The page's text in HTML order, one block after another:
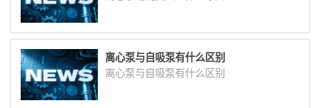
离心泵与自吸泵有什么区别
离心泵与自吸泵有什么区别